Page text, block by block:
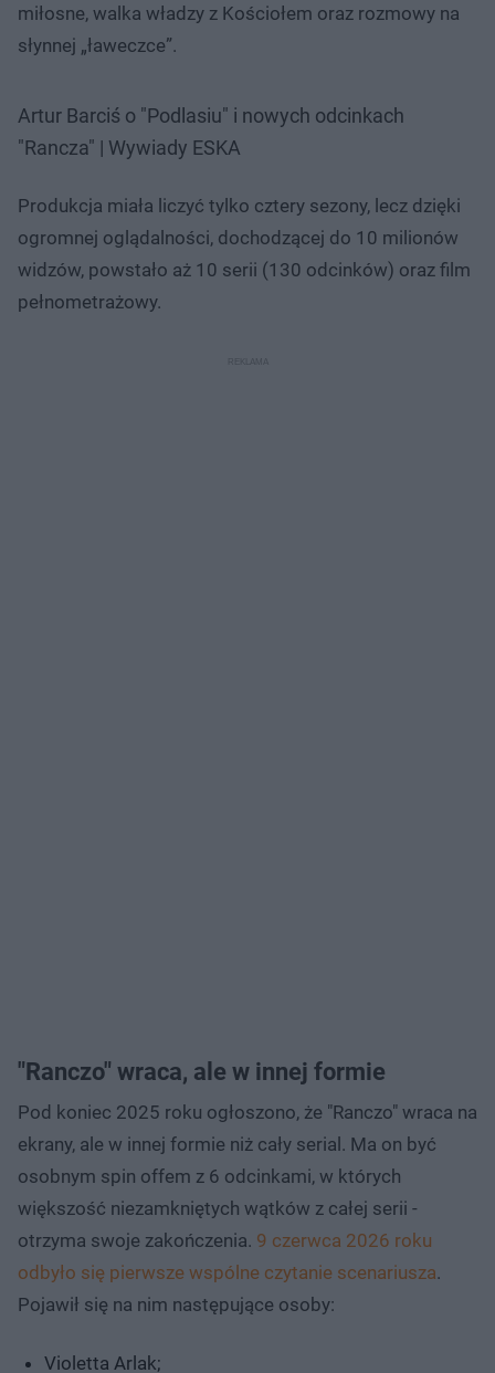
miłosne, walka władzy z Kościołem oraz rozmowy na
słynnej „ławeczce”.
Artur Barciś o "Podlasiu" i nowych odcinkach
"Rancza" | Wywiady ESKA
Produkcja miała liczyć tylko cztery sezony, lecz dzięki
ogromnej oglądalności, dochodzącej do 10 milionów
widzów, powstało aż 10 serii (130 odcinków) oraz film
pełnometrażowy.
"Ranczo" wraca, ale w innej formie
Pod koniec 2025 roku ogłoszono, że "Ranczo" wraca na
ekrany, ale w innej formie niż cały serial. Ma on być
osobnym spin offem z 6 odcinkami, w których
większość niezamkniętych wątków z całej serii -
otrzyma swoje zakończenia. 9 czerwca 2026 roku
odbyło się pierwsze wspólne czytanie scenariusza.
Pojawił się na nim następujące osoby:
Violetta Arlak;